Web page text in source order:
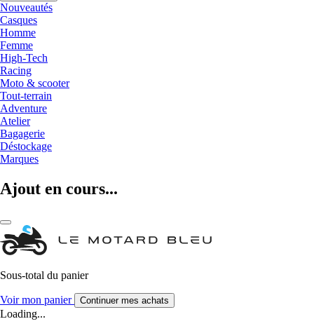
Nouveautés
Casques
Homme
Femme
High-Tech
Racing
Moto & scooter
Tout-terrain
Adventure
Atelier
Bagagerie
Déstockage
Marques
Ajout en cours...
Sous-total du panier
Voir mon panier Continuer mes achats
Loading...